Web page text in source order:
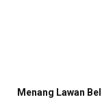
Menang Lawan